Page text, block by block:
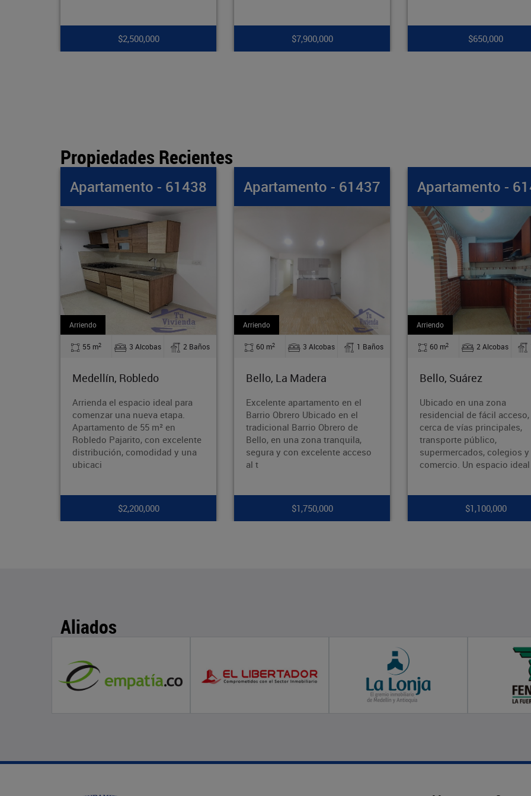
$7,900,000 $650,000 $265,000,000
Propiedades Recientes
Apartamento - 61437
Arriendo
60 m2 3 Alcobas 1 Baños
Bello, La Madera
Excelente apartamento en el
Barrio Obrero Ubicado en el
tradicional Barrio Obrero de
Bello, en una zona tranquila,
segura y con excelente acceso
al t
$1,750,000
Apartamento - 61436
Arriendo
60 m2 2 Alcobas 1 Baños
Bello, Suárez
Ubicado en una zona
residencial de fácil acceso,
cerca de vías principales,
transporte público,
supermercados, colegios y
$1,100,000
Apartamento -
Arriendo
110 m2 2 Alcobas
Bello, Barrio Nuevo
¡Oportunidad en Barrio
Bello!¿Buscas un
amplio, bien ubicado y
potencial? ¡Esta es tu
oportunidad! Área: 110
Ubicación: Ba
$1,700,000
Aliados